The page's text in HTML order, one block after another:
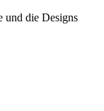
und die Designs